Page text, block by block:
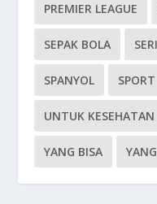
PREMIER LEAGUE
SEPAK BOLA
SPANYOL SPORT
UNTUK KESEHATAN
YANG BISA